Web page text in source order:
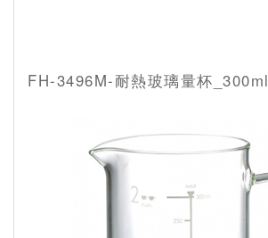
FH-3496M-耐熱玻璃量杯_300ml